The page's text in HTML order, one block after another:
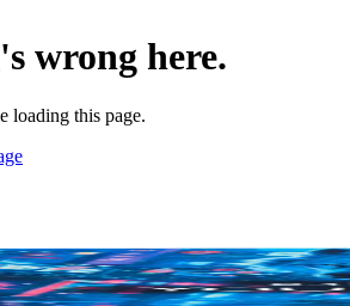
wrong here.
loading this page.